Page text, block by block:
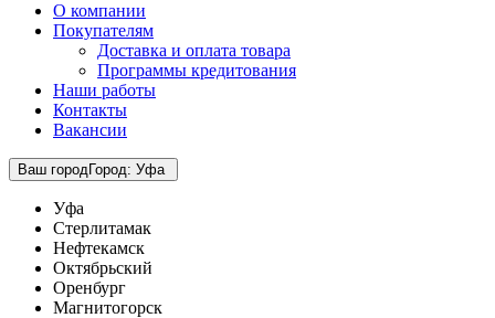
О компании
Покупателям
Доставка и оплата товара
Программы кредитования
Наши работы
Контакты
Вакансии
Ваш городГород: Уфа
Уфа
Стерлитамак
Нефтекамск
Октябрьский
Оренбург
Магнитогорск